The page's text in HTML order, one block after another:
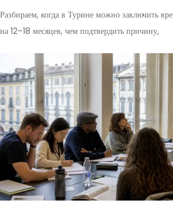
Разбираем, когда в Турине можно заключить
на 12–18 месяцев, чем подтвердить причину,